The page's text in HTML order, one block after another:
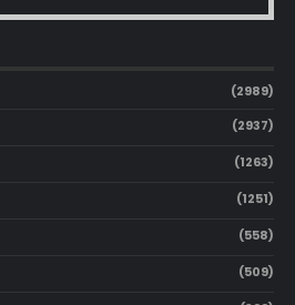
(2989)
(2937)
(1263)
(1251)
(558)
(509)